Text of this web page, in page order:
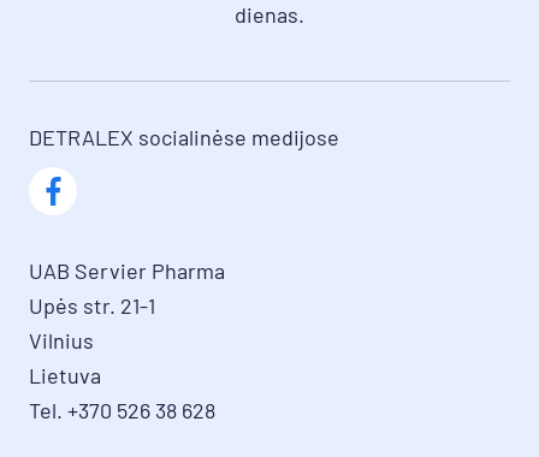
dienas.
DETRALEX socialinėse medijose
UAB Servier Pharma
Upės str. 21-1
Vilnius
Lietuva
Tel. +370 526 38 628